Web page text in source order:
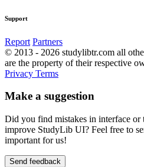
Support
Report Partners
© 2013 - 2026 studylibtr.com all
are the property of their respective
Privacy Terms
Make a suggestion
Did you find mistakes in interface
improve StudyLib UI? Feel free to
important for us!
Send feedback